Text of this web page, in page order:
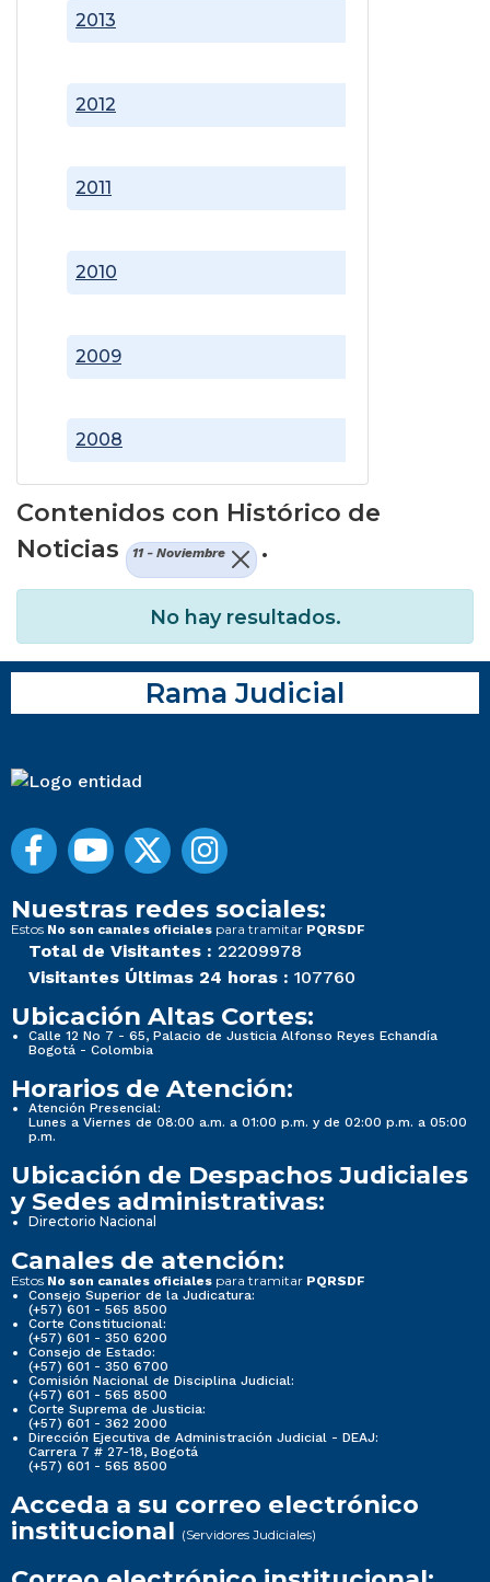
2008
2009
2010
2011
2012
2013
Contenidos con Histórico de
Noticias
11 - Noviembre .
No hay resultados.
Rama Judicial
Nuestras redes sociales:
Estos No son canales oficiales para tramitar PQRSDF
Total de Visitantes : 22209978
Visitantes Últimas 24 horas : 107760
Ubicación Altas Cortes:
Calle 12 No 7 - 65, Palacio de Justicia Alfonso Reyes Echandía
Bogotá - Colombia
Horarios de Atención:
Atención Presencial:
Lunes a Viernes de 08:00 a.m. a 01:00 p.m. y de 02:00 p.m. a 05:00
p.m.
Ubicación de Despachos Judiciales
y Sedes administrativas:
Directorio Nacional
Canales de atención:
Estos No son canales oficiales para tramitar PQRSDF
Consejo Superior de la Judicatura:
(+57) 601 - 565 8500
Corte Constitucional:
(+57) 601 - 350 6200
Consejo de Estado:
(+57) 601 - 350 6700
Comisión Nacional de Disciplina Judicial:
(+57) 601 - 565 8500
Corte Suprema de Justicia:
(+57) 601 - 362 2000
Dirección Ejecutiva de Administración Judicial - DEAJ:
Carrera 7 # 27-18, Bogotá
(+57) 601 - 565 8500
Acceda a su correo electrónico
institucional (Servidores Judiciales)